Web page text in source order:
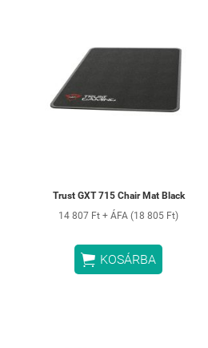
Trust GXT 715 Chair Mat Black
14 807 Ft + ÁFA (18 805 Ft)
 KOSÁRBA